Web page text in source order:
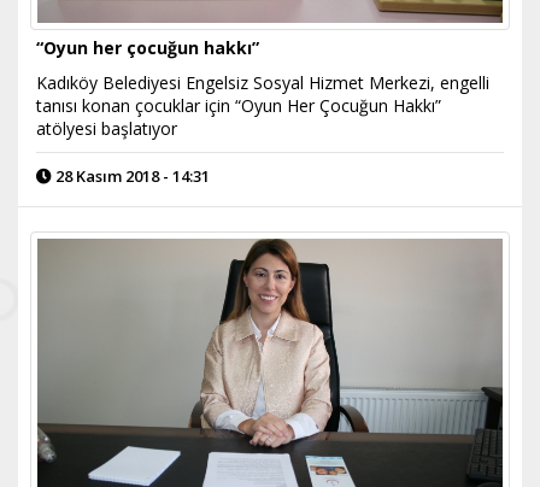
“Oyun her çocuğun hakkı”
Kadıköy Belediyesi Engelsiz Sosyal Hizmet Merkezi, engelli
tanısı konan çocuklar için “Oyun Her Çocuğun Hakkı”
atölyesi başlatıyor
28 Kasım 2018 - 14:31